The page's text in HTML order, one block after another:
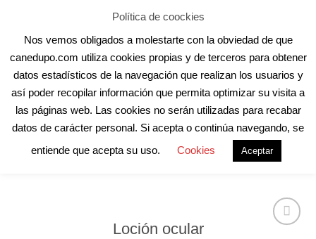
content
Aula Online Contacto Registro
INICIO / HIGIENE / GENERAL
Loción ocular
Política de coockies
Nos vemos obligados a molestarte con la obviedad de que
canedupo.com utiliza cookies propias y de terceros para obtener
datos estadísticos de la navegación que realizan los usuarios y
así poder recopilar información que permita optimizar su visita a
las páginas web. Las cookies no serán utilizadas para recabar
datos de carácter personal. Si acepta o continúa navegando, se
entiende que acepta su uso.
Cookies Aceptar